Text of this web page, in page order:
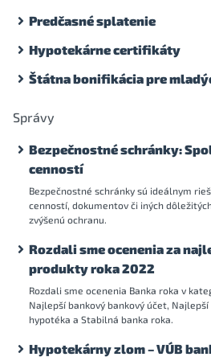
Predčasné splatenie
Hypotekárne certifikáty
Štátna bonifikácia pre
Správy
Bezpečnostné schránky:
cenností
Bezpečnostné schránky sú ideálnym
cenností, dokumentov či iných
zvýšenú ochranu.
Rozdali sme ocenenia za
produkty roka 2022
Rozdali sme ocenenia Banka roka v
Najlepší bankový bankový účet,
hypotéka a Stabilná banka roka.
Hypotekárny zlom – VÚB